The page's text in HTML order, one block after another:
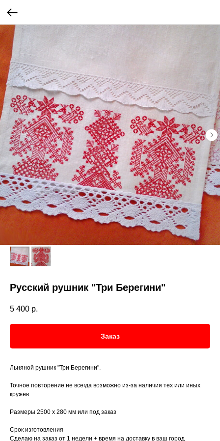
Русский рушник "Три Берегини"
5 400 р.
Заказ
Льняной рушник "Три Берегини".
Точное повторение не всегда возможно из-за наличия тех или иных
кружев.
Размеры 2500 х 280 мм или под заказ
Срок изготовления
Сделаю на заказ от 1 недели + время на доставку в ваш город